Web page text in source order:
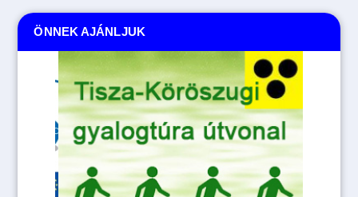
ÖNNEK AJÁNLJUK